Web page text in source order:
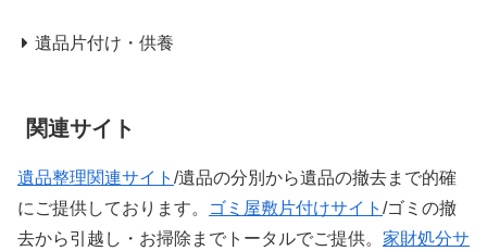
遺品片付け・供養
関連サイト
遺品整理関連サイト /遺品の分別から遺品の撤去まで的確
にご提供しております。
ゴミ屋敷片付けサイト /ゴミの撤
去から引越し・お掃除までトータルでご提供。 家財処分サ